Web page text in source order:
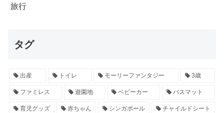
旅行
タグ
出産 トイレ モーリーファンタジー 3歳
ファミレス 遊園地 ベビーカー バスマット
育児グッズ 赤ちゃん シンガポール チャイルドシート